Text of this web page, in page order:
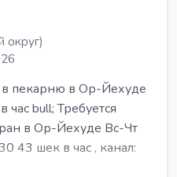
округ)
в пекарню в Ор-Йехуде
bull; Требуется
в Ор-Йехуде Вс-Чт
43 шек в час , канал: